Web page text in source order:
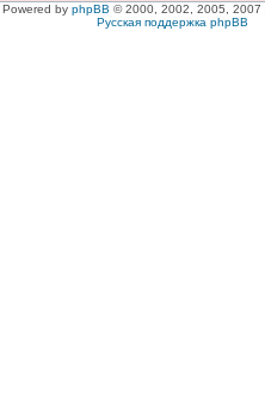
Powered by phpBB © 2000, 2002, 2005, 2007
Русская поддержка phpBB